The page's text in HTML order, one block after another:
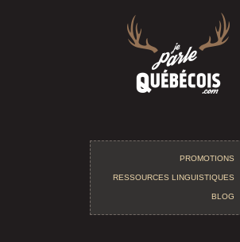
PROMOTIONS
RESSOURCES LINGUISTIQUES
BLOG